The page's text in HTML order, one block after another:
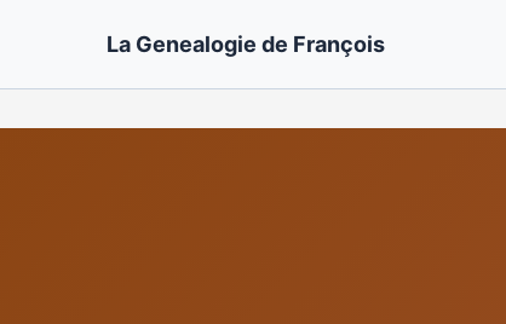
La Genealogie de François